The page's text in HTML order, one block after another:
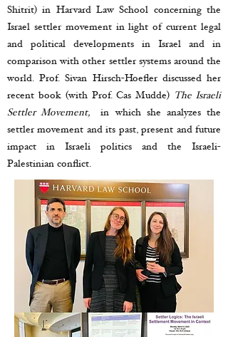
Shitrit) in Harvard Law School concerning the
Israel settler movement in light of current legal
and political developments in Israel and in
comparison with other settler systems around the
world. Prof. Sivan Hirsch-Hoefler discussed her
recent book (with Prof. Cas Mudde) The Israeli
Settler Movement,in which she analyzes the
settler movement and its past, present and future
impact in Israeli politics and the Israeli-
Palestinian conflict.